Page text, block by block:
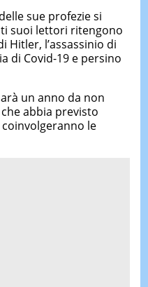
sue profezie si
suoi lettori ritengono
Hitler, l’assassinio di
di Covid-19 e persino
un anno da non
abbia previsto
coinvolgeranno le